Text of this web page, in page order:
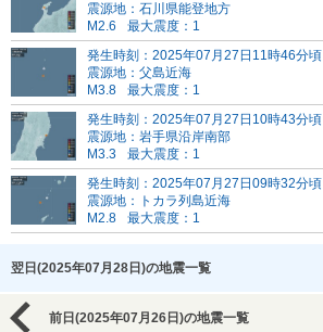
震源地：石川県能登地方
M2.6
最大震度：1
発生時刻：2025年07月27日11時46分頃
震源地：父島近海
M3.8
最大震度：1
発生時刻：2025年07月27日10時43分頃
震源地：岩手県沿岸南部
M3.3
最大震度：1
発生時刻：2025年07月27日09時32分頃
震源地：トカラ列島近海
M2.8
最大震度：1
翌日(2025年07月28日)の地震一覧
前日(2025年07月26日)の地震一覧